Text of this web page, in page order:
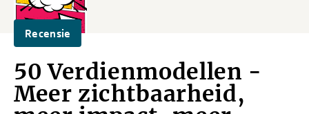
Recensie
50 Verdienmodellen -
Meer zichtbaarheid,